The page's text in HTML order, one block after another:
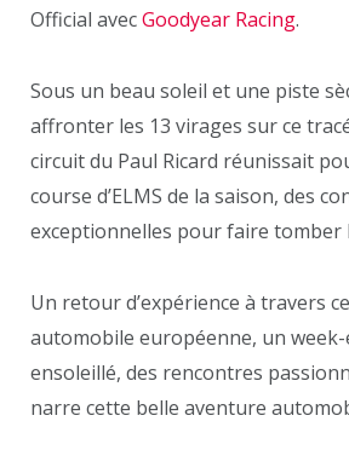
Official avecGoodyear Racing.
Sous un beau soleil et une piste
affronter les 13 virages sur ce
circuit du Paul Ricard réunissait
course d’ELMS de la saison, des
exceptionnelles pour faire tomber
Un retour d’expérience à travers
automobile européenne, un week-
ensoleillé, des rencontres
narre cette belle aventure